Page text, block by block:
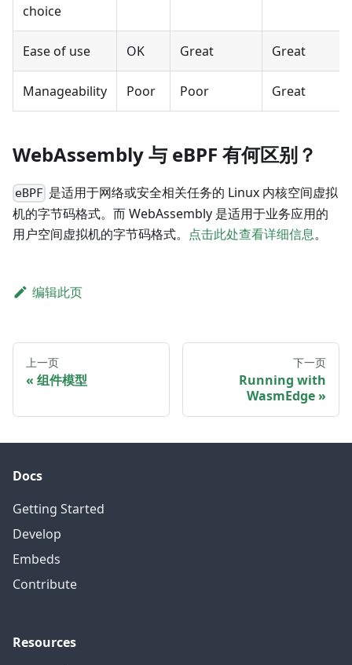
choice
Ease of use OK Great Great
Manageability Poor Poor Great
WebAssembly 与 eBPF 有何区别？
eBPF 是适用于网络或安全相关任务的 Linux 内核空间虚拟
机的字节码格式。而 WebAssembly 是适用于业务应用的
用户空间虚拟机的字节码格式。 点击此处查看详细信息。
编辑此页
上一页
组件模型
下一页
Running with
WasmEdge
Docs
Getting Started
Develop
Embeds
Contribute
Resources